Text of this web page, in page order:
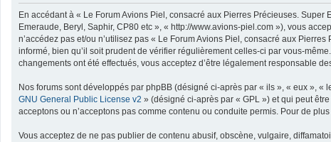
En accédant à « Le Forum Avions Piel, consacré aux Pierres Précieuses.
Emeraude, Beryl, Saphir, CP80 etc », « http://www.avions-piel.com »), vous
n’accédez pas et/ou n’utilisez pas « Le Forum Avions Piel, consacré aux
informé, bien qu’il soit prudent de vérifier régulièrement celles-ci par vous-
changements ont été effectués, vous acceptez d’être légalement responsable
Nos forums sont développés par phpBB (désigné ci-après par « ils », « eux »,
GNU General Public License v2 » (désigné ci-après par « GPL ») et qui peut
acceptons ou n’acceptons pas comme contenu ou conduite permis. Pour de
Vous acceptez de ne pas publier de contenu abusif, obscène, vulgaire,